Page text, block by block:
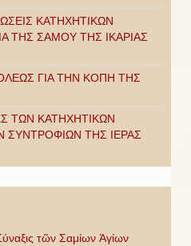
ΚΑΤΗΧΗΤΙΚΩΝ
ΤΗΣ ΣΑΜΟΥ ΤΗΣ ΙΚΑΡΙΑΣ
ΓΙΑ ΤΗΝ ΚΟΠΗ ΤΗΣ
ΤΩΝ ΚΑΤΗΧΗΤΙΚΩΝ
ΣΥΝΤΡΟΦΙΩΝ ΤΗΣ ΙΕΡΑΣ
τῶν Σαμίων Ἁγίων